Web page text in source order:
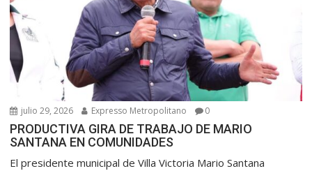
julio 29, 2026 Expresso Metropolitano 0
PRODUCTIVA GIRA DE TRABAJO DE MARIO
SANTANA EN COMUNIDADES
El presidente municipal de Villa Victoria Mario Santana